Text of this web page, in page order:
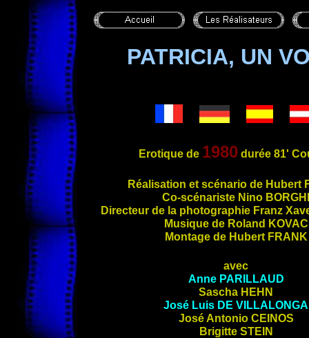
PATRICIA, UN
Erotique de 1980durée 81'
Réalisation et scénario de Hubert
Co-scénariste Nino BORGHI
Directeur de la photographie Franz
Musique de Roland KOVAC
Montage de Hubert FRANK
avec
Anne PARILLAUD
Sascha HEHN
José Luis DE VILLALONGA
José Antonio CEINOS
Brigitte STEIN